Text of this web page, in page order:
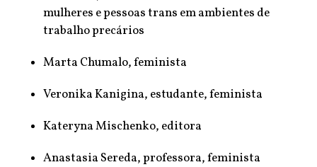
mulheres e pessoas trans em ambientes de
trabalho precários
Marta Chumalo, feminista
Veronika Kanigina, estudante, feminista
Kateryna Mischenko, editora
Anastasia Sereda, professora, feminista